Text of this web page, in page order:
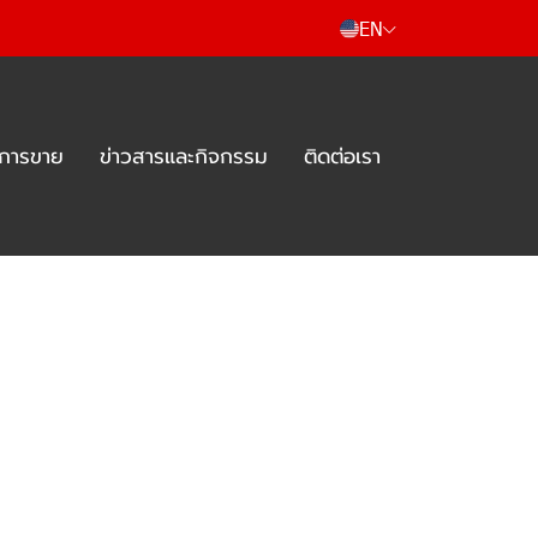
EN
รขาย ข่าวสารและกิจกรรม ติดต่อเรา